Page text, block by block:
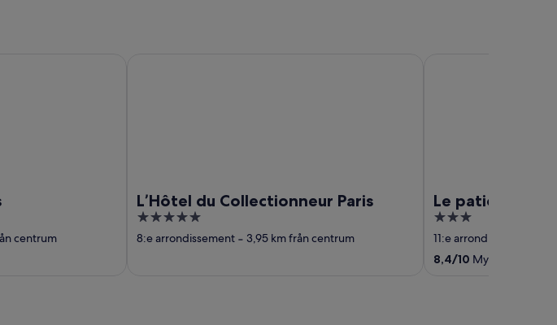
centrum
L’Hôtel du Collectionneur Paris
5
out
8:e arrondissement ‐ 3,95 km från centrum
Le patio Bastille
3
out
of
5
11:e arrondissement
8,4/10 Mycket bra! (1